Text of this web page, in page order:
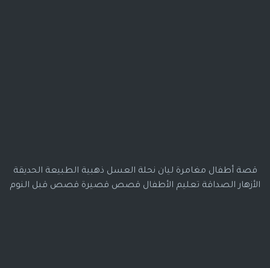
قصة أطفال مغامرة ليان نحلة العسل ذهبية الطبيعة الحديقة
الأزهار الصداقة تعليم الأطفال قصص قصيرة قصص قبل النوم